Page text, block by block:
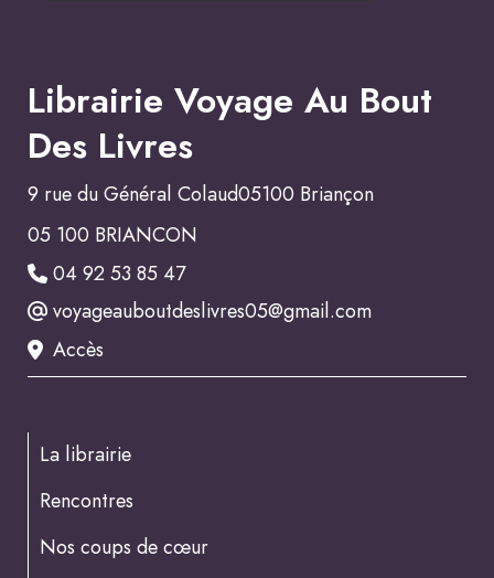
Librairie Voyage Au Bout
Des Livres
9 rue du Général Colaud05100 Briançon
05 100 BRIANCON
04 92 53 85 47
voyageauboutdeslivres05@gmail.com
Accès
La librairie
Rencontres
Nos coups de cœur